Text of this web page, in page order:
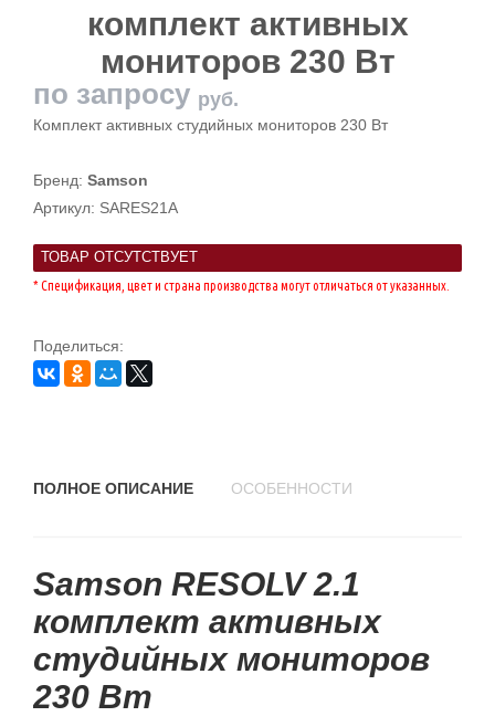
комплект активных
мониторов 230 Вт
по запросу руб.
Комплект активных студийных мониторов 230 Вт
Бренд: Samson
Артикул: SARES21A
ТОВАР ОТСУТСТВУЕТ
* Спецификация, цвет и страна производства могут отличаться от указанных.
Поделиться:
ПОЛНОЕ ОПИСАНИЕ ОСОБЕННОСТИ
Samson RESOLV 2.1
комплект активных
студийных мониторов
230 Вт